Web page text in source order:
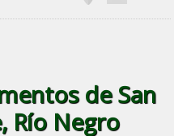
de San
Río Negro